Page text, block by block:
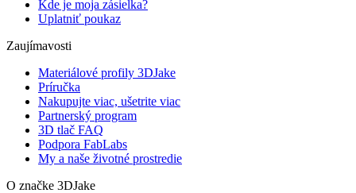
Kde je moja zásielka?
Uplatniť poukaz
Zaujímavosti
Materiálové profily 3DJake
Príručka
Nakupujte viac, ušetrite viac
Partnerský program
3D tlač FAQ
Podpora FabLabs
My a naše životné prostredie
O značke 3DJake